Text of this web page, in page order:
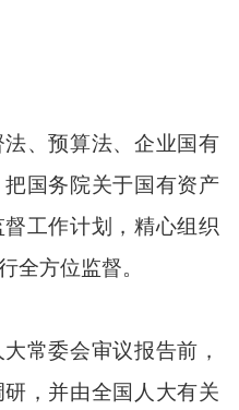
、预算法、企业国有
国务院关于国有资产
工作计划，精心组织
全方位监督。
常委会审议报告前，
，并由全国人大有关